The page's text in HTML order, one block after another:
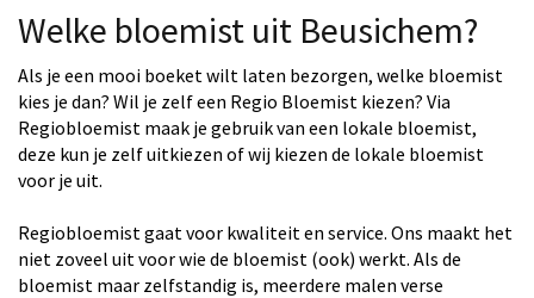
Welke bloemist uit Beusichem?
Als je een mooi boeket wilt laten bezorgen, welke bloemist
kies je dan? Wil je zelf een Regio Bloemist kiezen? Via
Regiobloemist maak je gebruik van een lokale bloemist,
deze kun je zelf uitkiezen of wij kiezen de lokale bloemist
voor je uit.
Regiobloemist gaat voor kwaliteit en service. Ons maakt het
niet zoveel uit voor wie de bloemist (ook) werkt. Als de
bloemist maar zelfstandig is, meerdere malen verse